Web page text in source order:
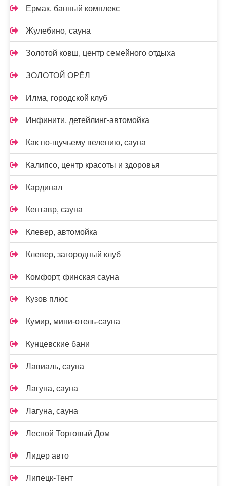
Ермак, банный комплекс
Жулебино, сауна
Золотой ковш, центр семейного отдыха
ЗОЛОТОЙ ОРЁЛ
Илма, городской клуб
Инфинити, детейлинг-автомойка
Как по-щучьему велению, сауна
Калипсо, центр красоты и здоровья
Кардинал
Кентавр, сауна
Клевер, автомойка
Клевер, загородный клуб
Комфорт, финская сауна
Кузов плюс
Кумир, мини-отель-сауна
Кунцевские бани
Лавиаль, сауна
Лагуна, сауна
Лагуна, сауна
Лесной Торговый Дом
Лидер авто
Липецк-Тент